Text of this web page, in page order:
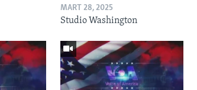
MART 28, 2025
Studio Washington